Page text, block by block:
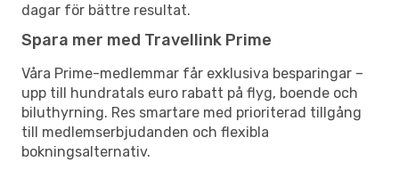
dagar för bättre resultat.
Spara mer med Travellink Prime
Våra Prime-medlemmar får exklusiva besparingar –
upp till hundratals euro rabatt på flyg, boende och
biluthyrning. Res smartare med prioriterad tillgång
till medlemserbjudanden och flexibla
bokningsalternativ.